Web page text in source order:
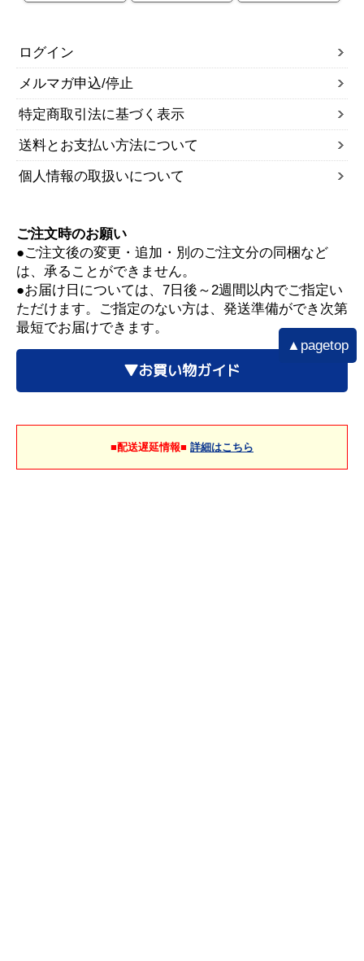
ログイン
メルマガ申込/停止
特定商取引法に基づく表示
送料とお支払い方法について
個人情報の取扱いについて
ご注文時のお願い
●ご注文後の変更・追加・別のご注文分の同梱など
は、承ることができません。
●お届け日については、7日後～2週間以内でご指定い
ただけます。ご指定のない方は、発送準備ができ次第
最短でお届けできます。
▼お買い物ガイド
■配送遅延情報■ 詳細はこちら
▲pagetop